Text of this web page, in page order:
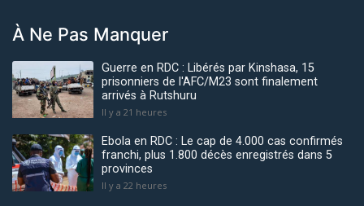
À Ne Pas Manquer
Guerre en RDC : Libérés par Kinshasa, 15
prisonniers de l'AFC/M23 sont finalement
arrivés à Rutshuru
Il y a 21 heures
Ebola en RDC : Le cap de 4.000 cas confirmés
franchi, plus 1.800 décès enregistrés dans 5
provinces
Il y a 22 heures